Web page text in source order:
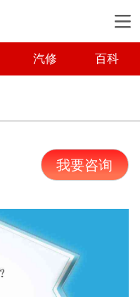
汽修 百科
我要咨询